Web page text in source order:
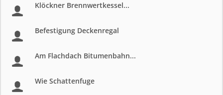
Klöckner Brennwertkessel...
Befestigung Deckenregal
Am Flachdach Bitumenbahn...
Wie Schattenfuge